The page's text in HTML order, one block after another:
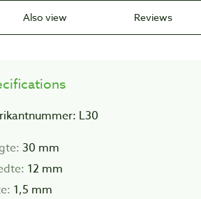
Also view Reviews
L30
30 mm
12 mm
1,5 mm